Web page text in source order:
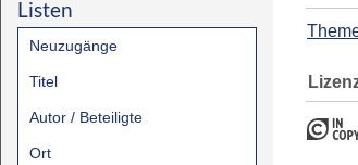
Listen
Neuzugänge
Titel
Autor / Beteiligte
Ort